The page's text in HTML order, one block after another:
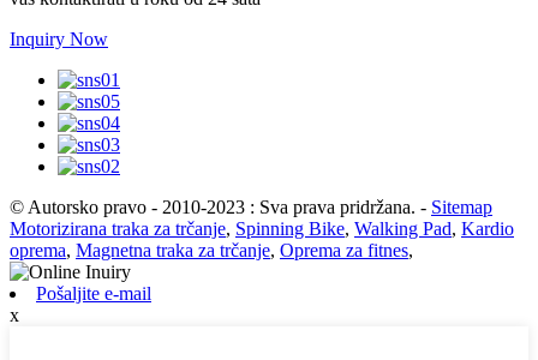
Inquiry Now
© Autorsko pravo - 2010-2023 : Sva prava pridržana. - Sitemap
Motorizirana traka za trčanje, Spinning Bike, Walking Pad, Kardio
oprema, Magnetna traka za trčanje, Oprema za fitnes,
Pošaljite e-mail
x